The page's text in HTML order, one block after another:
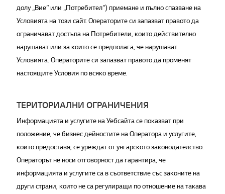
долу „Вие“ или „Потребител“) приемане и пълно спазване на
Условията на този сайт. Операторите си запазват правото да
ограничават достъпа на Потребители, които действително
нарушават или за които се предполага, че нарушават
Условията. Операторите си запазват правото да променят
настоящите Условия по всяко време.
ТЕРИТОРИАЛНИ ОГРАНИЧЕНИЯ
Информацията и услугите на Уебсайта се показват при
положение, че бизнес дейностите на Оператора и услугите,
които предоставя, се уреждат от унгарското законодателство.
Операторът не носи отговорност да гарантира, че
информацията и услугите са в съответствие със законите на
други страни, които не са регулиращи по отношение на такава